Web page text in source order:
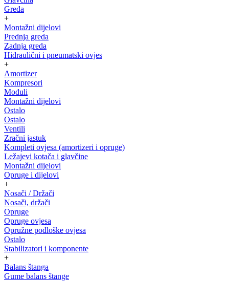
Greda
+
Montažni dijelovi
Prednja greda
Zadnja greda
Hidraulični i pneumatski ovjes
+
Amortizer
Kompresori
Moduli
Montažni dijelovi
Ostalo
Ostalo
Ventili
Zračni jastuk
Kompleti ovjesa (amortizeri i opruge)
Ležajevi kotača i glavčine
Montažni dijelovi
Opruge i dijelovi
+
Nosači / Držači
Nosači, držači
Opruge
Opruge ovjesa
Opružne podloške ovjesa
Ostalo
Stabilizatori i komponente
+
Balans štanga
Gume balans štange